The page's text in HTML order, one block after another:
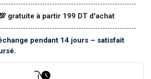
gratuite à partir 199 DT d'achat
pendant 14 jours – satisfait